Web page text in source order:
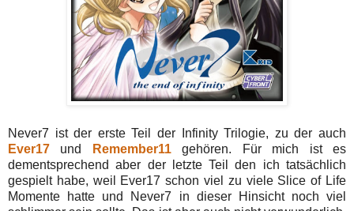
Never7 ist der erste Teil der Infinity Trilogie, zu der auch
Ever17 und Remember11gehören. Für mich ist es
dementsprechend aber der letzte Teil den ich tatsächlich
gespielt habe, weil Ever17 schon viel zu viele Slice of Life
Momente hatte und Never7 in dieser Hinsicht noch viel